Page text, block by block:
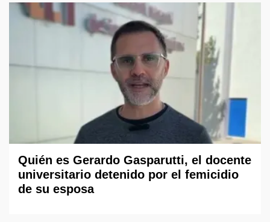
Quién es Gerardo Gasparutti, el docente
universitario detenido por el femicidio
de su esposa